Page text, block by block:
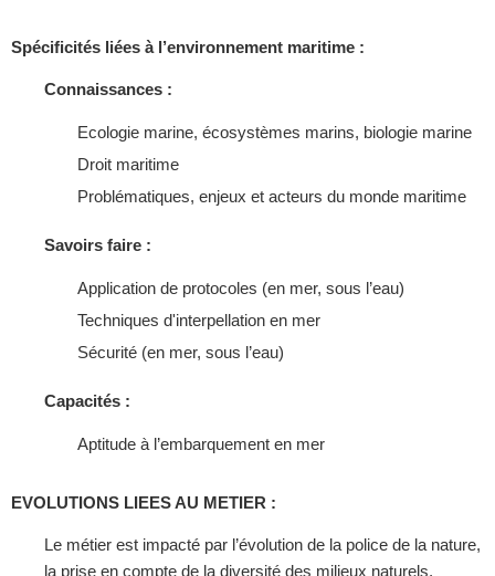
Spécificités liées à l’environnement maritime :
Connaissances :
Ecologie marine, écosystèmes marins, biologie marine
Droit maritime
Problématiques, enjeux et acteurs du monde maritime
Savoirs faire :
Application de protocoles (en mer, sous l’eau)
Techniques d'interpellation en mer
Sécurité (en mer, sous l’eau)
Capacités :
Aptitude à l’embarquement en mer
EVOLUTIONS LIEES AU METIER :
Le métier est impacté par l’évolution de la police de la nature,
la prise en compte de la diversité des milieux naturels,